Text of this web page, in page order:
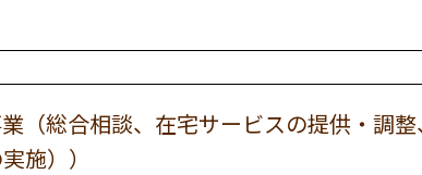
（総合相談、在宅サービスの提供・調
施））